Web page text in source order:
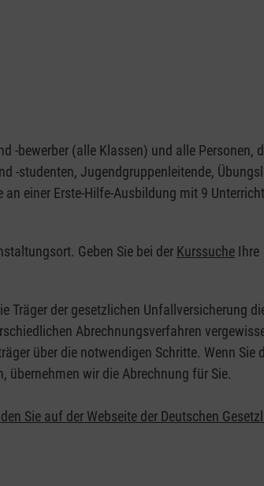
-bewerber (alle Klassen) und alle Personen,
-studenten, Jugendgruppenleitende,
einer Erste-Hilfe-Ausbildung mit 9
Geben Sie bei der Kurssuche Ihre
Träger der gesetzlichen Unfallversicherung
Abrechnungsverfahren
über die notwendigen Schritte. Wenn Sie
übernehmen wir die Abrechnung für Sie.
Sie auf der Webseite der Deutschen